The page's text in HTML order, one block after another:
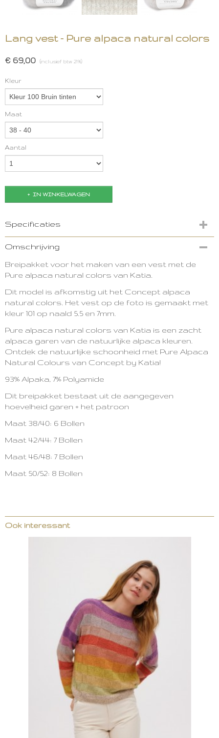
Lang vest - Pure alpaca natural colors
€ 69,00 (inclusief btw 21%)
Kleur
Maat
Aantal
IN WINKELWAGEN
Specificaties
Omschrijving
Breipakket voor het maken van een vest met de
Pure alpaca natural colors van Katia.
Dit model is afkomstig uit het Concept alpaca
natural colors. Het vest op de foto is gemaakt met
kleur 101 op naald 5.5 en 7mm.
Pure alpaca natural colors van Katia is een zacht
alpaca garen van de natuurlijke alpaca kleuren.
Ontdek de natuurlijke schoonheid met Pure Alpaca
Natural Colours van Concept by Katia!
93% Alpaka, 7% Polyamide
Dit breipakket bestaat uit de aangegeven
hoevelheid garen + het patroon
Maat 38/40: 6 Bollen
Maat 42/44: 7 Bollen
Maat 46/48: 7 Bollen
Maat 50/52: 8 Bollen
Ook interessant